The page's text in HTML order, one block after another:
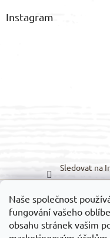
Naše společnost
fungování vašeho
obsahu stránek vašim
Instagram
Sledovat na
Možnosti dopravy: